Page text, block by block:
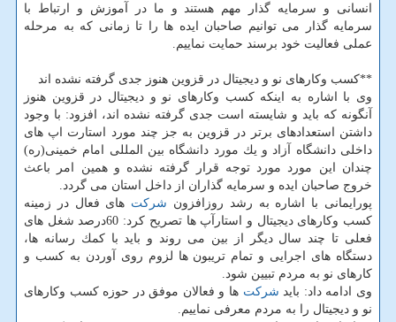
انسانی و سرمایه گذار مهم هستند و ما در آموزش و ارتباط با
سرمایه گذار می توانیم صاحبان ایده ها را تا زمانی كه به مرحله
عملی فعالیت خود برسند حمایت نماییم.
**كسب وكارهای نو و دیجیتال در قزوین هنوز جدی گرفته نشده اند
وی با اشاره به اینكه كسب وكارهای نو و دیجیتال در قزوین هنوز
آنگونه كه باید و شایسته است جدی گرفته نشده اند، افزود: با وجود
داشتن استعدادهای برتر در قزوین به جز چند مورد استارت اپ های
داخلی دانشگاه آزاد و یك مورد دانشگاه بین المللی امام خمینی(ره)
چندان این مورد مورد توجه قرار گرفته نشده و همین امر باعث
خروج صاحبان ایده و سرمایه گذاران از داخل استان می گردد.
پورایمانی با اشاره به رشد روزافزون شركت های فعال در زمینه
كسب وكارهای دیجیتال و استارآپ ها تصریح كرد: 60درصد شغل های
فعلی تا چند سال دیگر از بین می روند و باید با كمك رسانه ها،
دستگاه های اجرایی و تمام تریبون ها لزوم روی آوردن به كسب و
كارهای نو به مردم تبیین شود.
وی ادامه داد: باید شركت ها و فعالان موفق در حوزه كسب وكارهای
نو و دیجیتال را به مردم معرفی نماییم.